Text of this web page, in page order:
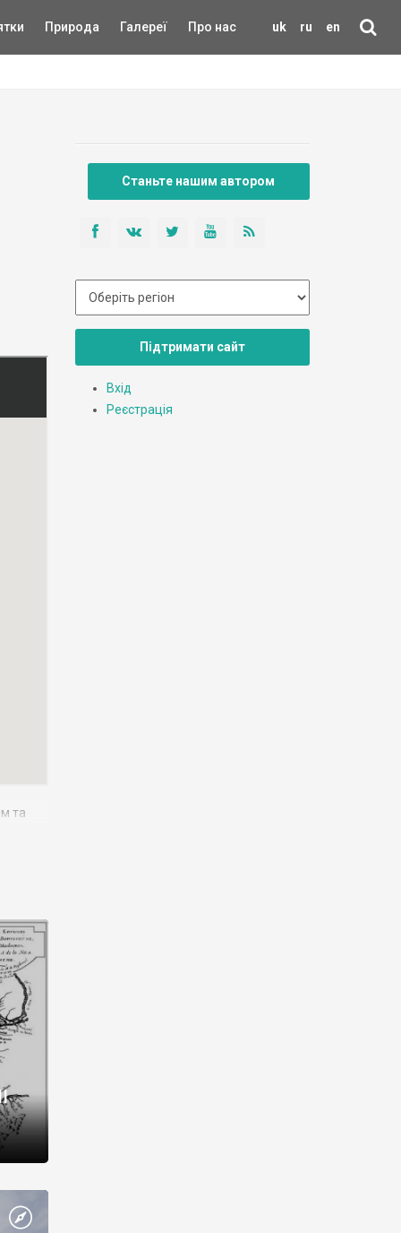
uk ru en
Природа Галереї Про нас
та
Станьте нашим автором
Підтримати сайт
Вхід
Реєстрація